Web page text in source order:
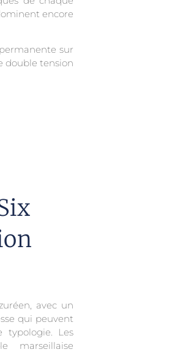
encore
sur
double tension
avec un
qui peuvent
typologie. Les
marseillaise